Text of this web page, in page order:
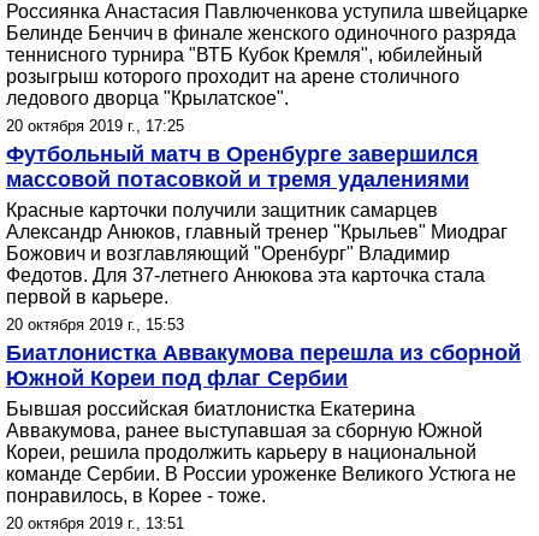
Россиянка Анастасия Павлюченкова уступила швейцарке
Белинде Бенчич в финале женского одиночного разряда
теннисного турнира "ВТБ Кубок Кремля", юбилейный
розыгрыш которого проходит на арене столичного
ледового дворца "Крылатское".
20 октября 2019 г., 17:25
Футбольный матч в Оренбурге завершился
массовой потасовкой и тремя удалениями
Красные карточки получили защитник самарцев
Александр Анюков, главный тренер "Крыльев" Миодраг
Божович и возглавляющий "Оренбург" Владимир
Федотов. Для 37-летнего Анюкова эта карточка стала
первой в карьере.
20 октября 2019 г., 15:53
Биатлонистка Аввакумова перешла из сборной
Южной Кореи под флаг Сербии
Бывшая российская биатлонистка Екатерина
Аввакумова, ранее выступавшая за сборную Южной
Кореи, решила продолжить карьеру в национальной
команде Сербии. В России уроженке Великого Устюга не
понравилось, в Корее - тоже.
20 октября 2019 г., 13:51